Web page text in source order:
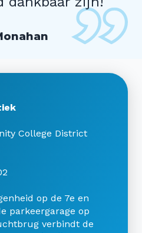
College District
op de 7e en
parkeergarage op
verbindt de